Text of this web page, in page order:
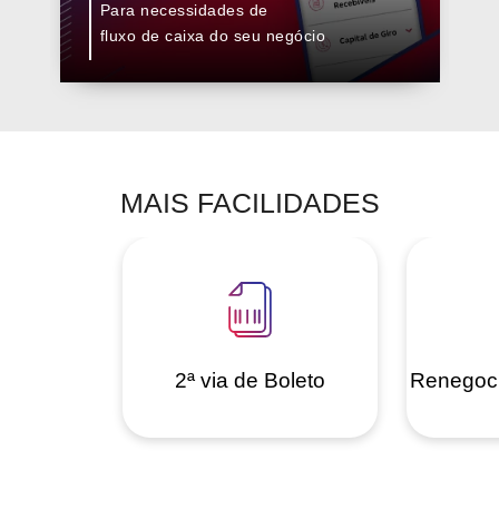
Para necessidades de
fluxo de caixa do seu negócio
MAIS FACILIDADES
2ª via de Boleto